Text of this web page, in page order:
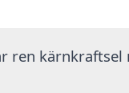
ren